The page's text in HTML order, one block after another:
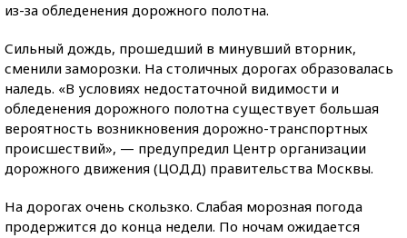
из-за обледенения дорожного полотна.
Сильный дождь, прошедший в минувший вторник,
сменили заморозки. На столичных дорогах образовалась
наледь. «В условиях недостаточной видимости и
обледенения дорожного полотна существует большая
вероятность возникновения дорожно-транспортных
происшествий», — предупредил Центр организации
дорожного движения (ЦОДД) правительства Москвы.
На дорогах очень скользко. Слабая морозная погода
продержится до конца недели. По ночам ожидается